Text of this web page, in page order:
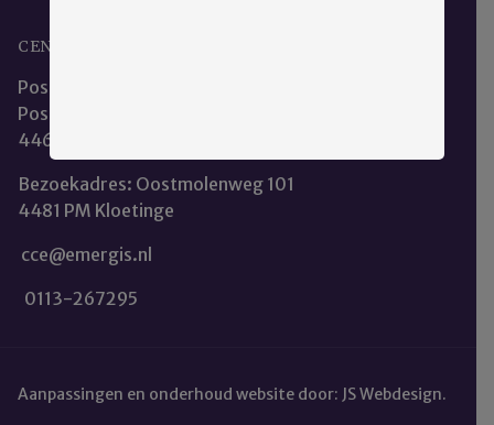
CENTRALE CLIËNTENRAAD EMERGIS
Postadres:
Postbus 253
4460 AR Goes
Bezoekadres: Oostmolenweg 101
4481 PM Kloetinge
cce@emergis.nl
0113-267295
Aanpassingen en onderhoud website door: JS Webdesign.